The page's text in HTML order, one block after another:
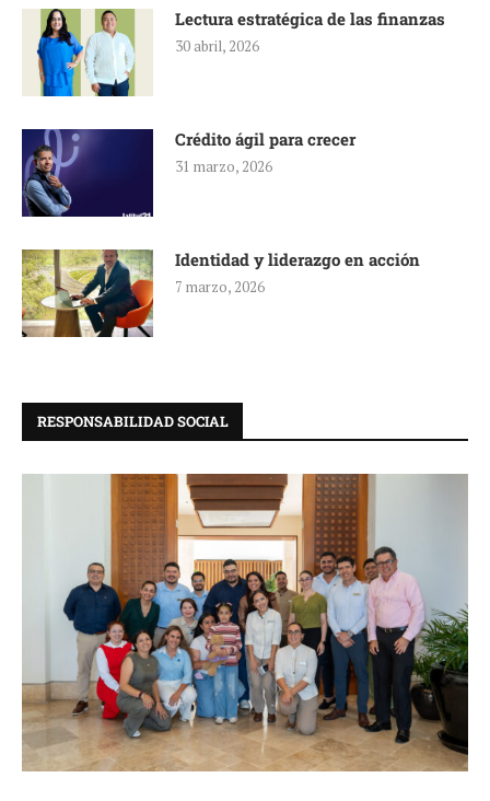
Lectura estratégica de las finanzas
30 abril, 2026
Crédito ágil para crecer
31 marzo, 2026
Identidad y liderazgo en acción
7 marzo, 2026
RESPONSABILIDAD SOCIAL